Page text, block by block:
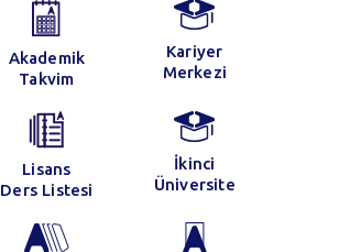
Akademik
Takvim
Kariyer
Merkezi
Lisans
Ders Listesi
İkinci
Üniversite